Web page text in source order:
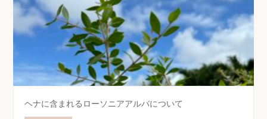
ヘナに含まれるローソニアアルバについて